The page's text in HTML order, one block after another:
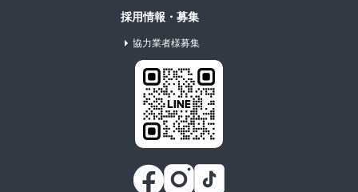
採用情報・募集
協力業者様募集